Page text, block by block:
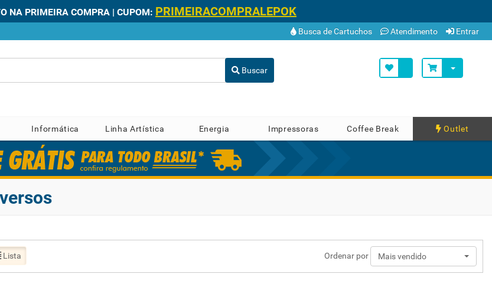
NA PRIMEIRA COMPRA | CUPOM: PRIMEIRACOMPRALEPOK
Busca de Cartuchos Atendimento Entrar
Buscar
Informática Linha Artística Energia Impressoras Coffee Break Outlet
Lista Ordenar por Mais vendido